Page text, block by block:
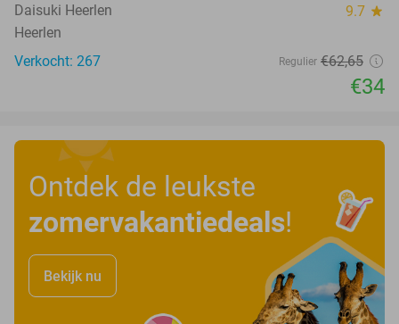
Daisuki Heerlen 9.7 star
Heerlen
Verkocht: 267
Regulier €62,65
€34
Ontdek de leukste
zomervakantiedeals!
Bekijk nu